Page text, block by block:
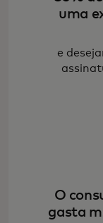
uma
e
O
gasta